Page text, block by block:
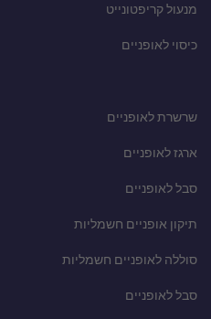
מנעול קריפטונייט
כיסוי לאופניים
שרשרת לאופניים
ארגז לאופניים
סבל לאופניים
תיקון אופניים חשמליות
סוללה לאופניים חשמליות
סבל לאופניים